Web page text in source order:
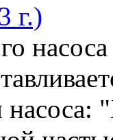
г.)
насоса: